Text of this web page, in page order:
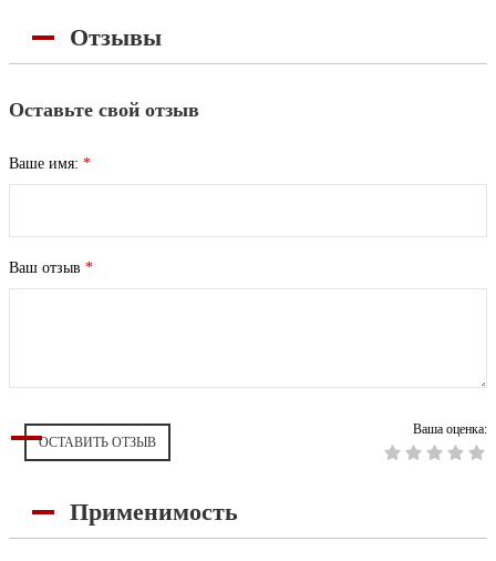
Отзывы
Оставьте свой отзыв
Ваше имя: *
Ваш отзыв *
ОСТАВИТЬ ОТЗЫВ
Ваша оценка:
Применимость